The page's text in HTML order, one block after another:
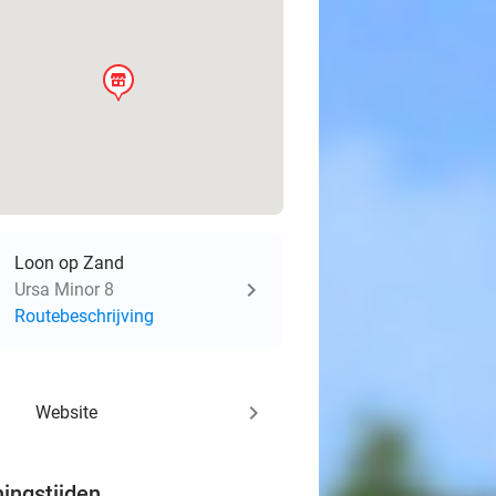
store
Loon op Zand
Ursa Minor 8
Routebeschrijving
Website keyboard_arrow_right